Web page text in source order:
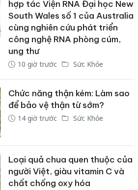
hợp tác Viện RNA Đại học New
South Wales số 1 của Australia
cùng nghiên cứu phát triển
công nghệ RNA phòng cúm,
ung thư
10 giờ trước Sức Khỏe
Chức năng thận kém: Làm sao
để bảo vệ thận từ sớm?
14 giờ trước Sức Khỏe
Loại quả chua quen thuộc của
người Việt, giàu vitamin C và
chất chống oxy hóa